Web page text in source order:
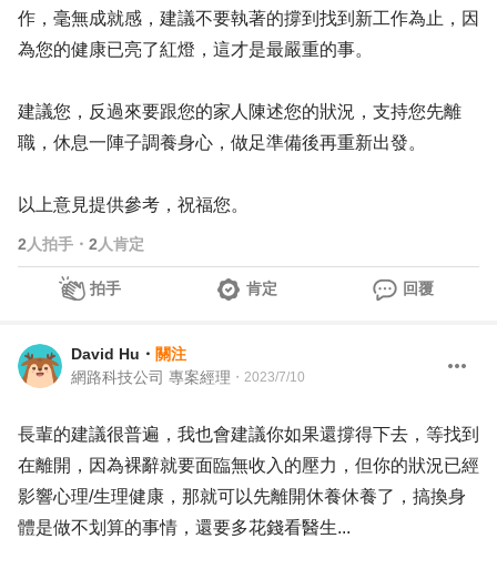
作，毫無成就感，建議不要執著的撐到找到新工作為止，因
為您的健康已亮了紅燈，這才是最嚴重的事。
建議您，反過來要跟您的家人陳述您的狀況，支持您先離
職，休息一陣子調養身心，做足準備後再重新出發。
以上意見提供參考，祝福您。
2 人拍手 ・ 2 人肯定
拍手 肯定 回覆
David Hu ・ 關注
網路科技公司 專案經理 ・ 2023/7/10
長輩的建議很普遍，我也會建議你如果還撐得下去，等找到
在離開，因為裸辭就要面臨無收入的壓力，但你的狀況已經
影響心理/生理健康，那就可以先離開休養休養了，搞換身
體是做不划算的事情，還要多花錢看醫生...